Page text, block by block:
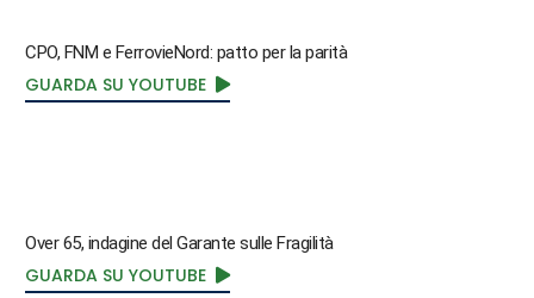
CPO, FNM e FerrovieNord: patto per la parità
GUARDA SU YOUTUBE
Over 65, indagine del Garante sulle Fragilità
GUARDA SU YOUTUBE